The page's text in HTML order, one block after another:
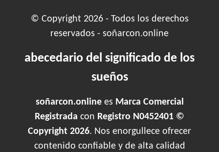
© Copyright 2026 - Todos los derechos
reservados - soñarcon.online
abecedario del significado de los
sueños
soñarcon.onlinees Marca Comercial
Registrada con Registro N0452401 ©
Copyright 2026. Nos enorgullece ofrecer
contenido confiable y de alta calidad